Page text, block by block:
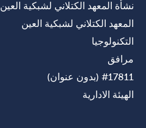
نشأة المعهد الكتلاني لشبكية العين
المعهد الكتلاني لشبكية العين
التكنولوجيا
مرافق
#17811 (بدون عنوان)
الهيئة الادارية